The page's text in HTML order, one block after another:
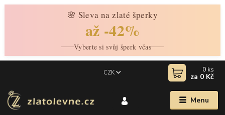
🌸 Sleva na zlaté šperky
až -42%
Vyberte si svůj šperk včas
Menu
CZK 0 ks
za 0 Kč